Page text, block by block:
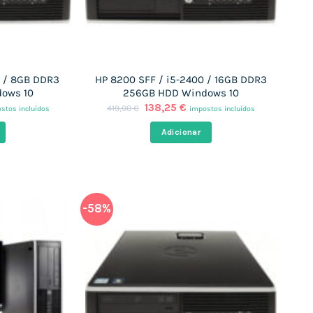
8GB DDR3
10
incluídos
HP 8200 SFF / i5-2400 / 16GB DDR3
256GB HDD Windows 10
419,00€ O
original
era:
138,25 €O
preço
atual
é:
impostos incluídos
Adicionar
-58%